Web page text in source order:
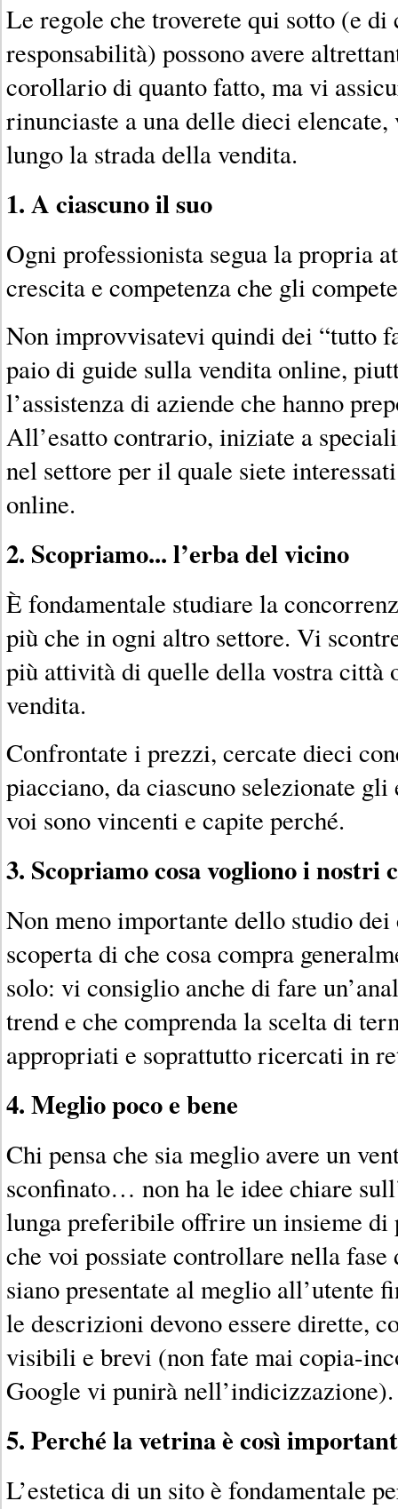
Le regole che troverete qui sotto (e di
responsabilità) possono avere
corollario di quanto fatto, ma vi
rinunciaste a una delle dieci
lungo la strada della vendita.
1. A ciascuno il suo
Ogni professionista segua la propria
crescita e competenza che gli
Non improvvisatevi quindi dei “tutto
paio di guide sulla vendita online,
l’assistenza di aziende che hanno
All’esatto contrario, iniziate a
nel settore per il quale siete
online.
2. Scopriamo... l’erba del vicino
È fondamentale studiare la
più che in ogni altro settore. Vi
più attività di quelle della vostra città
vendita.
Confrontate i prezzi, cercate dieci
piacciano, da ciascuno selezionate gli
voi sono vincenti e capite perché.
3. Scopriamo cosa vogliono i nostri
Non meno importante dello studio
scoperta di che cosa compra
solo: vi consiglio anche di fare
trend e che comprenda la scelta di
appropriati e soprattutto ricercati in
4. Meglio poco e bene
Chi pensa che sia meglio avere un
sconfinato… non ha le idee chiare
lunga preferibile offrire un insieme di
che voi possiate controllare nella
siano presentate al meglio all’utente
le descrizioni devono essere dirette,
visibili e brevi (non fate mai copia-
Google vi punirà nell’indicizzazione).
5. Perché la vetrina è così
L’estetica di un sito è fondamentale